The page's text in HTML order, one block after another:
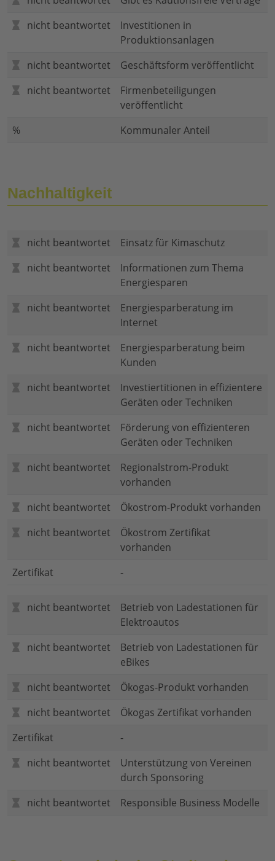
nicht beantwortet
Investitionen in
Produktionsanlagen
nicht beantwortet
Geschäftsform veröffentlicht
nicht beantwortet
Firmenbeteiligungen
veröffentlicht
%
Kommunaler Anteil
Nachhaltigkeit
nicht beantwortet
Einsatz für Kimaschutz
nicht beantwortet
Informationen zum Thema
Energiesparen
nicht beantwortet
Energiesparberatung im
Internet
nicht beantwortet
Energiesparberatung beim
Kunden
nicht beantwortet
Investiertitionen in effizientere
Geräten oder Techniken
nicht beantwortet
Förderung von effizienteren
Geräten oder Techniken
nicht beantwortet
Regionalstrom-Produkt
vorhanden
nicht beantwortet
Ökostrom-Produkt vorhanden
nicht beantwortet
Ökostrom Zertifikat
vorhanden
Zertifikat
-
nicht beantwortet
Betrieb von Ladestationen für
Elektroautos
nicht beantwortet
Betrieb von Ladestationen für
eBikes
nicht beantwortet
Ökogas-Produkt vorhanden
nicht beantwortet
Ökogas Zertifikat vorhanden
Zertifikat
-
nicht beantwortet
Unterstützung von Vereinen
durch Sponsoring
nicht beantwortet
Responsible Business Modelle